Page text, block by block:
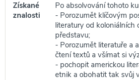
Získané
znalosti
Po absolvování tohoto
- Porozumět klíčovým
literatury od koloniálních
představu;
- Porozumět literatuře a
čtení textů a všímat si
- pochopit americkou
etnik a obohatit tak svůj